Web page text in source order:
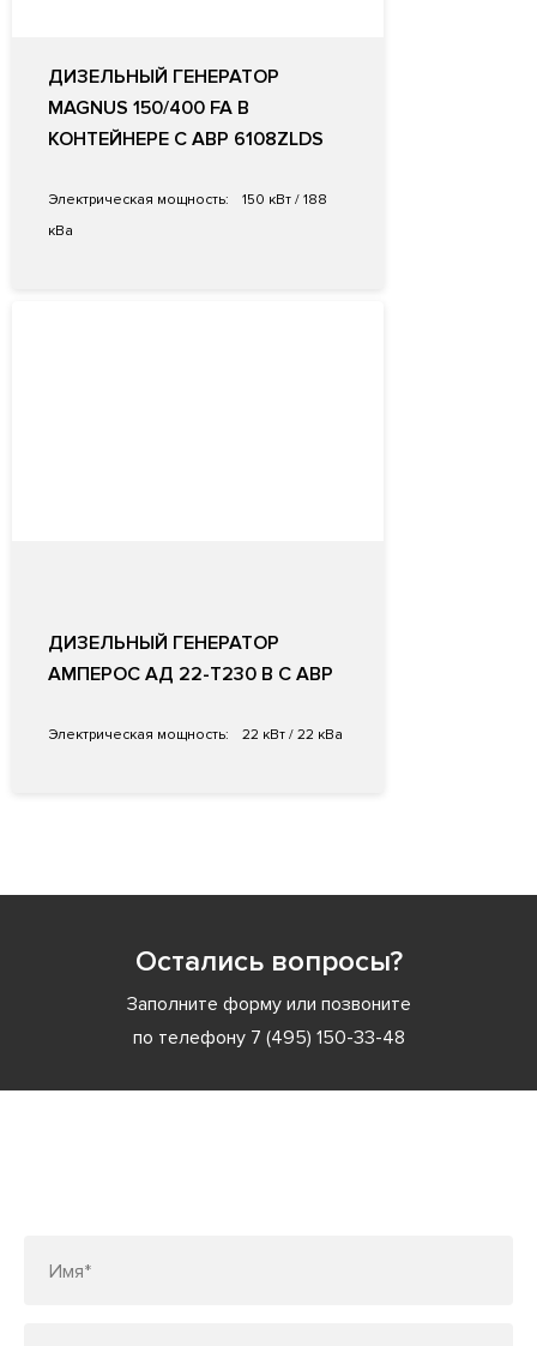
ДИЗЕЛЬНЫЙ ГЕНЕРАТОР
MAGNUS 150/400 FA В
КОНТЕЙНЕРЕ С АВР 6108ZLDS
Электрическая мощность:
150 кВт / 188
кВа
ДИЗЕЛЬНЫЙ ГЕНЕРАТОР
АМПЕРОС АД 22-Т230 B С АВР
Электрическая мощность: 22 кВт / 22 кВа
Остались вопросы?
Заполните форму или позвоните
по телефону 7 (495) 150-33-48
Имя*